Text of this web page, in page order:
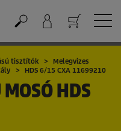
tisztítók
Melegvizes
HDS 6/15 CXA 11699210
HDS